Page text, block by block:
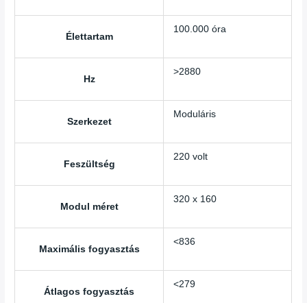
Élettartam
100.000 óra
Hz
>2880
Szerkezet
Moduláris
Feszültség
220 volt
Modul méret
320 x 160
Maximális fogyasztás
<836
Átlagos fogyasztás
<279